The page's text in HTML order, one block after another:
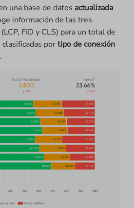
una base de datos actualizada
información de las tres
FID y CLS) para un total de
clasificadas portipo de conexión
.